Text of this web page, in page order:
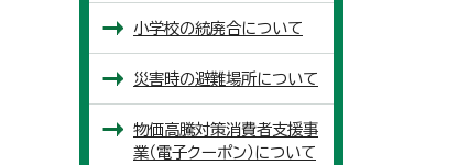
小学校の統廃合について
災害時の避難場所について
物価高騰対策消費者支援事
業（電子クーポン）について